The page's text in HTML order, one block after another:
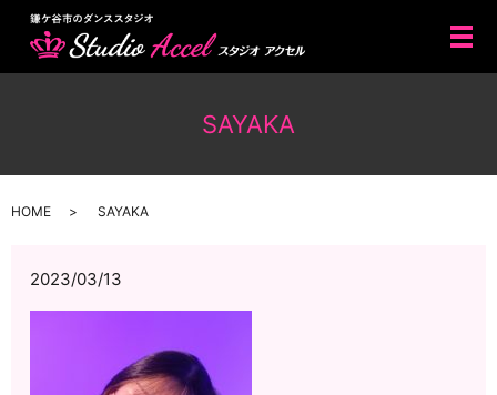
メ
SAYAKA
HOME SAYAKA
2023/03/13